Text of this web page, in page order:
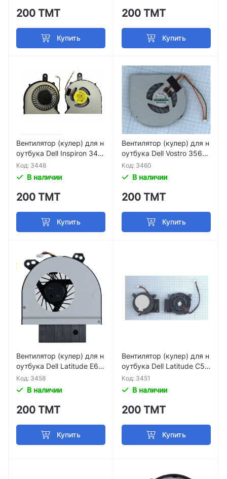
200 ТМТ
Купить
200 ТМТ
Купить
Вентилятор (кулер) для н
оутбука Dell Inspiron 345
8, 3468, 3459, 3558 p/n
DFS541105FC0T
Код: 3448
В наличии
200 ТМТ
Купить
Вентилятор (кулер) для н
оутбука Dell Vostro 3560
p/n AB07005HX12E300
Код: 3460
В наличии
200 ТМТ
Купить
Вентилятор (кулер) для н
оутбука Dell Latitude E65
20 GT9XP p/n AB07505H
X11E300
Код: 3458
В наличии
200 ТМТ
Купить
Вентилятор (кулер) для н
оутбука Dell Latitude C50
0 p/n udqfzph01cqu
Код: 3451
В наличии
200 ТМТ
Купить